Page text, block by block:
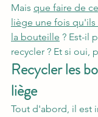
Mais que faire de
liège une fois
la bouteille ? Est-il
recycler ? Et si oui,
Recycler les
liège
Tout d'abord, il est